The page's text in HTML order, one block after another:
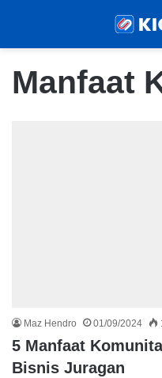
Manfaat
Maz Hendro 01/09/2024
5 Manfaat
Bisnis Juragan